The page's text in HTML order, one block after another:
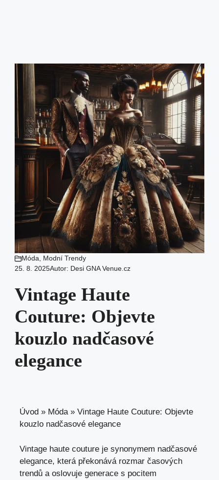
Móda
Modní Trendy
25. 8. 2025Autor: Desi GNA Venue.cz
Vintage Haute
Couture: Objevte
kouzlo nadčasové
elegance
Úvod » Móda» Vintage Haute Couture: Objevte
kouzlo nadčasové elegance
Vintage‌ haute ⁢couture je synonymem nadčasové
elegance, která překonává rozmar časových
⁢trendů‍ a oslovuje generace s pocitem